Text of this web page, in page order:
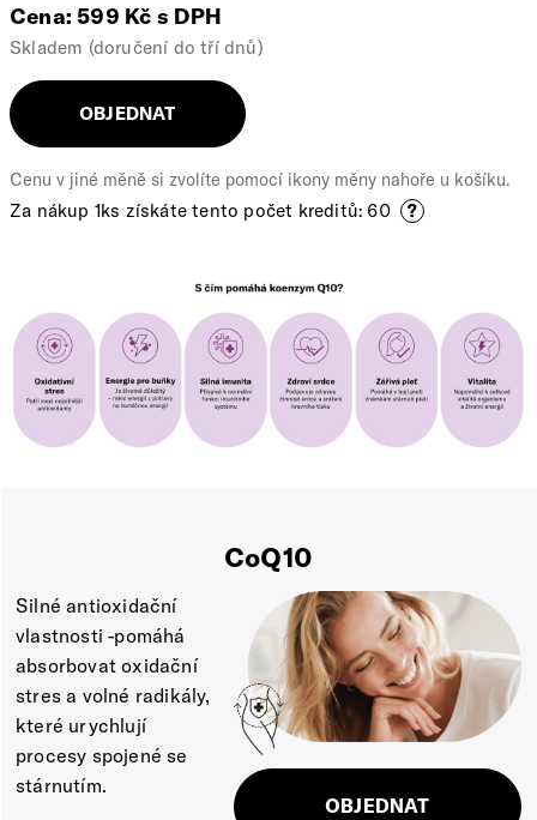
Cena: 599 Kč s DPH
Skladem (doručení do tří dnů)
OBJEDNAT
Cenu v jiné měně si zvolíte pomocí ikony měny nahoře u košíku.
Za nákup 1ks získáte tento počet kreditů: 60 ?
CoQ10
Silné antioxidační
vlastnosti -pomáhá
absorbovat oxidační
stres a volné radikály,
které urychlují
procesy spojené se
stárnutím.
OBJEDNAT